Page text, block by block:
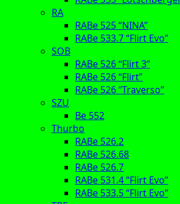
RA
RABe 525 “NINA”
RABe 533.7 “Flirt Evo”
SOB
RABe 526 “Flirt 3”
RABe 526 “Flirt”
RABe 526 “Traverso”
SZU
Be 552
Thurbo
RABe 526.2
RABe 526.68
RABe 526.7
RABe 531.4 “Flirt Evo”
RABe 533.5 “Flirt Evo”